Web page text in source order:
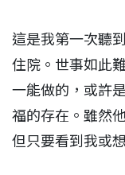
這是我第一次聽
住院。世事如此
一能做的，或許
福的存在。雖然
但只要看到我或